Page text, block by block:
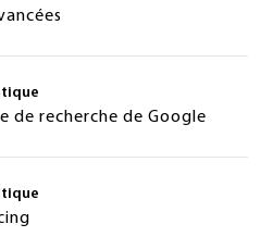
de recherche de Google